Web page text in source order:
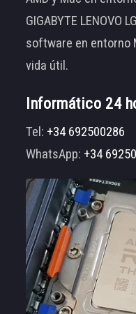
GIGABYTE LENOVO
software en entorno
vida útil.
Informático 24
Tel: +34 692500286
WhatsApp: +34